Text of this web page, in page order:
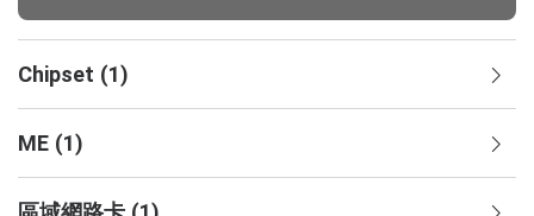
Chipset (1)
ME (1)